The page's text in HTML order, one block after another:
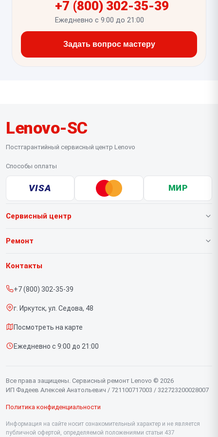
+7 (800) 302-35-39
Ежедневно с 9:00 до 21:00
Задать вопрос мастеру
Lenovo-SC
Постгарантийный сервисный центр Lenovo
Способы оплаты
VISA МИР
Сервисный центр
О нашем сервисе
Срочный ремонт
Доставка и способы оплаты
Диагностика
Контакты
Ремонт
Ноутбуков
Контакты
+7 (800) 302-35-39
г. Иркутск, ул. Седова, 48
Посмотреть на карте
Ежедневно с 9:00 до 21:00
Все права защищены. Сервисный ремонт Lenovo © 2026
ИП Фадеев Алексей Анатольевич / 721100717003 / 322723200028007
Политика конфиденциальности
Информация на сайте носит ознакомительный характер и не является
публичной офертой, определяемой положениями статьи 437